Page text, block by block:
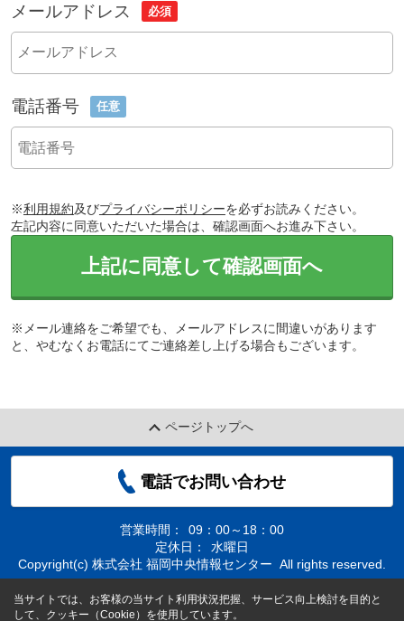
メールアドレス 必須
電話番号 任意
※利用規約及びプライバシーポリシーを必ずお読みください。
左記内容に同意いただいた場合は、確認画面へお進み下さい。
上記に同意して確認画面へ
※メール連絡をご希望でも、メールアドレスに間違いがあります
と、やむなくお電話にてご連絡差し上げる場合もございます。
ページトップへ
電話でお問い合わせ
営業時間：
09：00～18：00
定休日：
水曜日
Copyright(c) 株式会社 福岡中央情報センター All rights reserved.
当サイトでは、お客様の当サイト利用状況把握、サービス向上検討を目的と
して、クッキー（Cookie）を使用しています。